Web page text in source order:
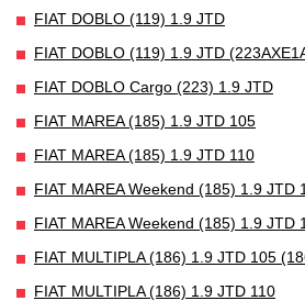
FIAT DOBLO (119) 1.9 JTD
FIAT DOBLO (119) 1.9 JTD
FIAT DOBLO Cargo (223) 1.9 JTD
FIAT MAREA (185) 1.9 JTD 105
FIAT MAREA (185) 1.9 JTD 110
FIAT MAREA Weekend (185) 1.9 JTD
FIAT MAREA Weekend (185) 1.9 JTD
FIAT MULTIPLA (186) 1.9 JTD 105
FIAT MULTIPLA (186) 1.9 JTD 110